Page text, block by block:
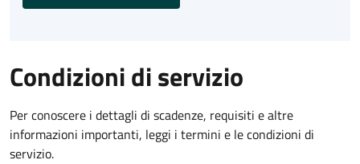
Condizioni di servizio
Per conoscere i dettagli di scadenze, requisiti e altre
informazioni importanti, leggi i termini e le condizioni di
servizio.